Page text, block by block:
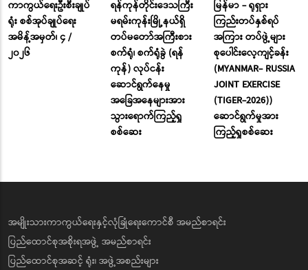
ကာကွယ်ရေးဦးစီးချုပ်
ရုံး စစ်အုပ်ချုပ်ရေး
အမိန့်အမှတ်၊ ၄ /
၂၀၂၆
ရန်ကုန်တိုင်းဒေသကြီး
မရမ်းကုန်းမြို့နယ်ရှိ
တပ်မတော်အကြီးစား
စက်ရုံ၊ စက်ရုံခွဲ (ရန်
ကုန်) လုပ်ငန်း
ဆောင်ရွက်နေမှု
အခြေအနေများအား
သွားရောက်ကြည့်ရှု
စစ်ဆေး
မြန်မာ - ရုရှား
ကြည်းတပ်နှစ်ရပ်
အကြား တပ်ဖွဲ့များ
စုပေါင်းလေ့ကျင့်ခန်း
(MYANMAR- RUSSIA
JOINT EXERCISE
(TIGER-2026))
ဆောင်ရွက်မှုအား
ကြည့်ရှုစစ်ဆေး
အမျိုးသားကာကွယ်ရေးနှင့်လုံခြုံရေးကောင်စီ အမည်စာရင်း
ပြည်ထောင်စုအစိုးရအဖွဲ့ အမည်စာရင်း
ပြည်ထောင်စုအဆင့် ရုံး၊ အဖွဲ့အစည်းများ